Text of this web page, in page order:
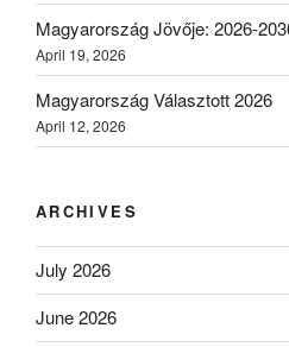
Magyarország Jövője: 2026-
April 19, 2026
Magyarország Választott 2026
April 12, 2026
ARCHIVES
July 2026
June 2026